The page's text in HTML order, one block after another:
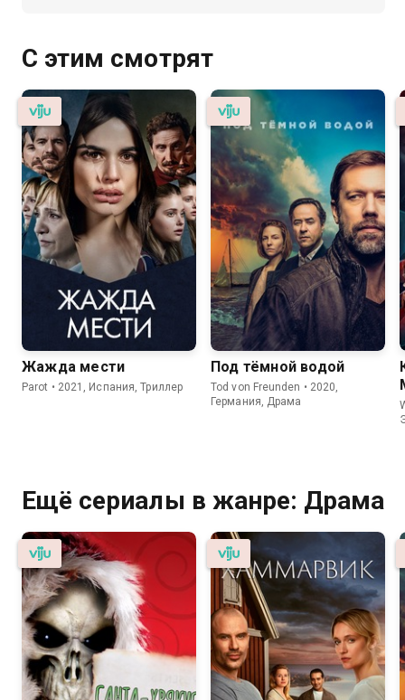
С этим смотрят
Жажда мести
Parot • 2021, Испания, Триллер
Под тёмной водой
Tod von Freunden • 2020,
Германия, Драма
Ещё сериалы в жанре: Драма